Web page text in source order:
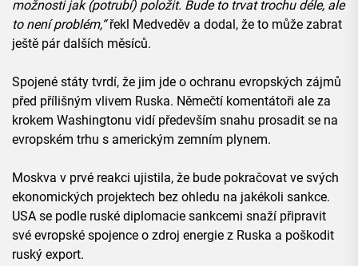
možnosti jak (potrubí) položit. Bude to trvat trochu déle, ale
to není problém,“řekl Medveděv a dodal, že to může zabrat
ještě pár dalších měsíců.
Spojené státy tvrdí, že jim jde o ochranu evropských zájmů
před přílišným vlivem Ruska. Němečtí komentátoři ale za
krokem Washingtonu vidí především snahu prosadit se na
evropském trhu s americkým zemním plynem.
Moskva v prvé reakci ujistila, že bude pokračovat ve svých
ekonomických projektech bez ohledu na jakékoli sankce.
USA se podle ruské diplomacie sankcemi snaží připravit
své evropské spojence o zdroj energie z Ruska a poškodit
ruský export.